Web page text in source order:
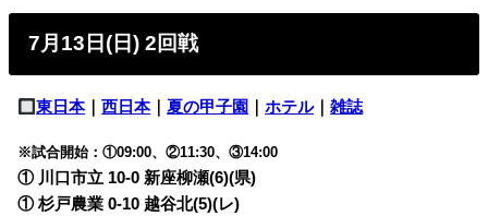
7月13日(日) 2回戦
東日本｜西日本｜夏の甲子園 ｜ホテル｜雑誌
※試合開始：①09:00、②11:30、③14:00
① 川口市立 10-0 新座柳瀬(6)(県)
① 杉戸農業 0-10 越谷北(5)(レ)